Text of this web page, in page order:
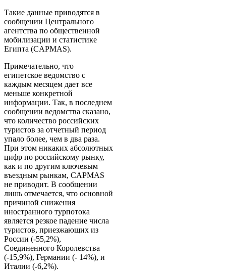
Такие данные приводятся в
сообщении Центрального
агентства по общественной
мобилизации и статистике
Египта (CAPMAS).
Примечательно, что
египетское ведомство с
каждым месяцем дает все
меньше конкретной
информации. Так, в последнем
сообщении ведомства сказано,
что количество российских
туристов за отчетный период
упало более, чем в два раза.
При этом никаких абсолютных
цифр по российскому рынку,
как и по другим ключевым
въездным рынкам, CAPMAS
не приводит. В сообщении
лишь отмечается, что основной
причиной снижения
иностранного турпотока
является резкое падение числа
туристов, приезжающих из
России (-55,2%),
Соединенного Королевства
(-15,9%), Германии (- 14%), и
Италии (-6,2%).